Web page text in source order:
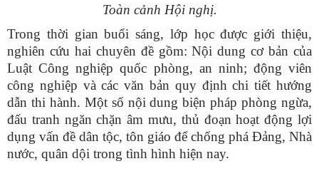
Toàn cảnh Hội nghị.
Trong thời gian buổi sáng, lớp học được giới thiệu,
nghiên cứu hai chuyên đề gồm: Nội dung cơ bản của
Luật Công nghiệp quốc phòng, an ninh; động viên
công nghiệp và các văn bản quy định chi tiết hướng
dẫn thi hành. Một số nội dung biện pháp phòng ngừa,
đấu tranh ngăn chặn âm mưu, thủ đoạn hoạt động lợi
dụng vấn đề dân tộc, tôn giáo để chống phá Đảng, Nhà
nước, quân dội trong tình hình hiện nay.